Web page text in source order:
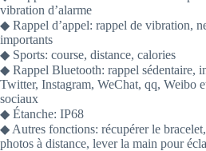
vibration d’alarme
◆ Rappel d’appel: rappel de vibration,
importants
◆ Sports: course, distance, calories
◆ Rappel Bluetooth: rappel sédentaire,
Twitter, Instagram, WeChat, qq, Weibo
sociaux
◆ Étanche: IP68
◆ Autres fonctions: récupérer le
photos à distance, lever la main pour